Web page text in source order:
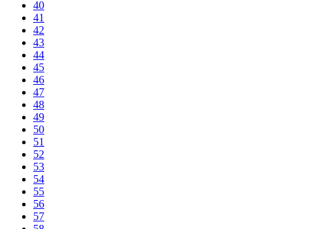
40
41
42
43
44
45
46
47
48
49
50
51
52
53
54
55
56
57